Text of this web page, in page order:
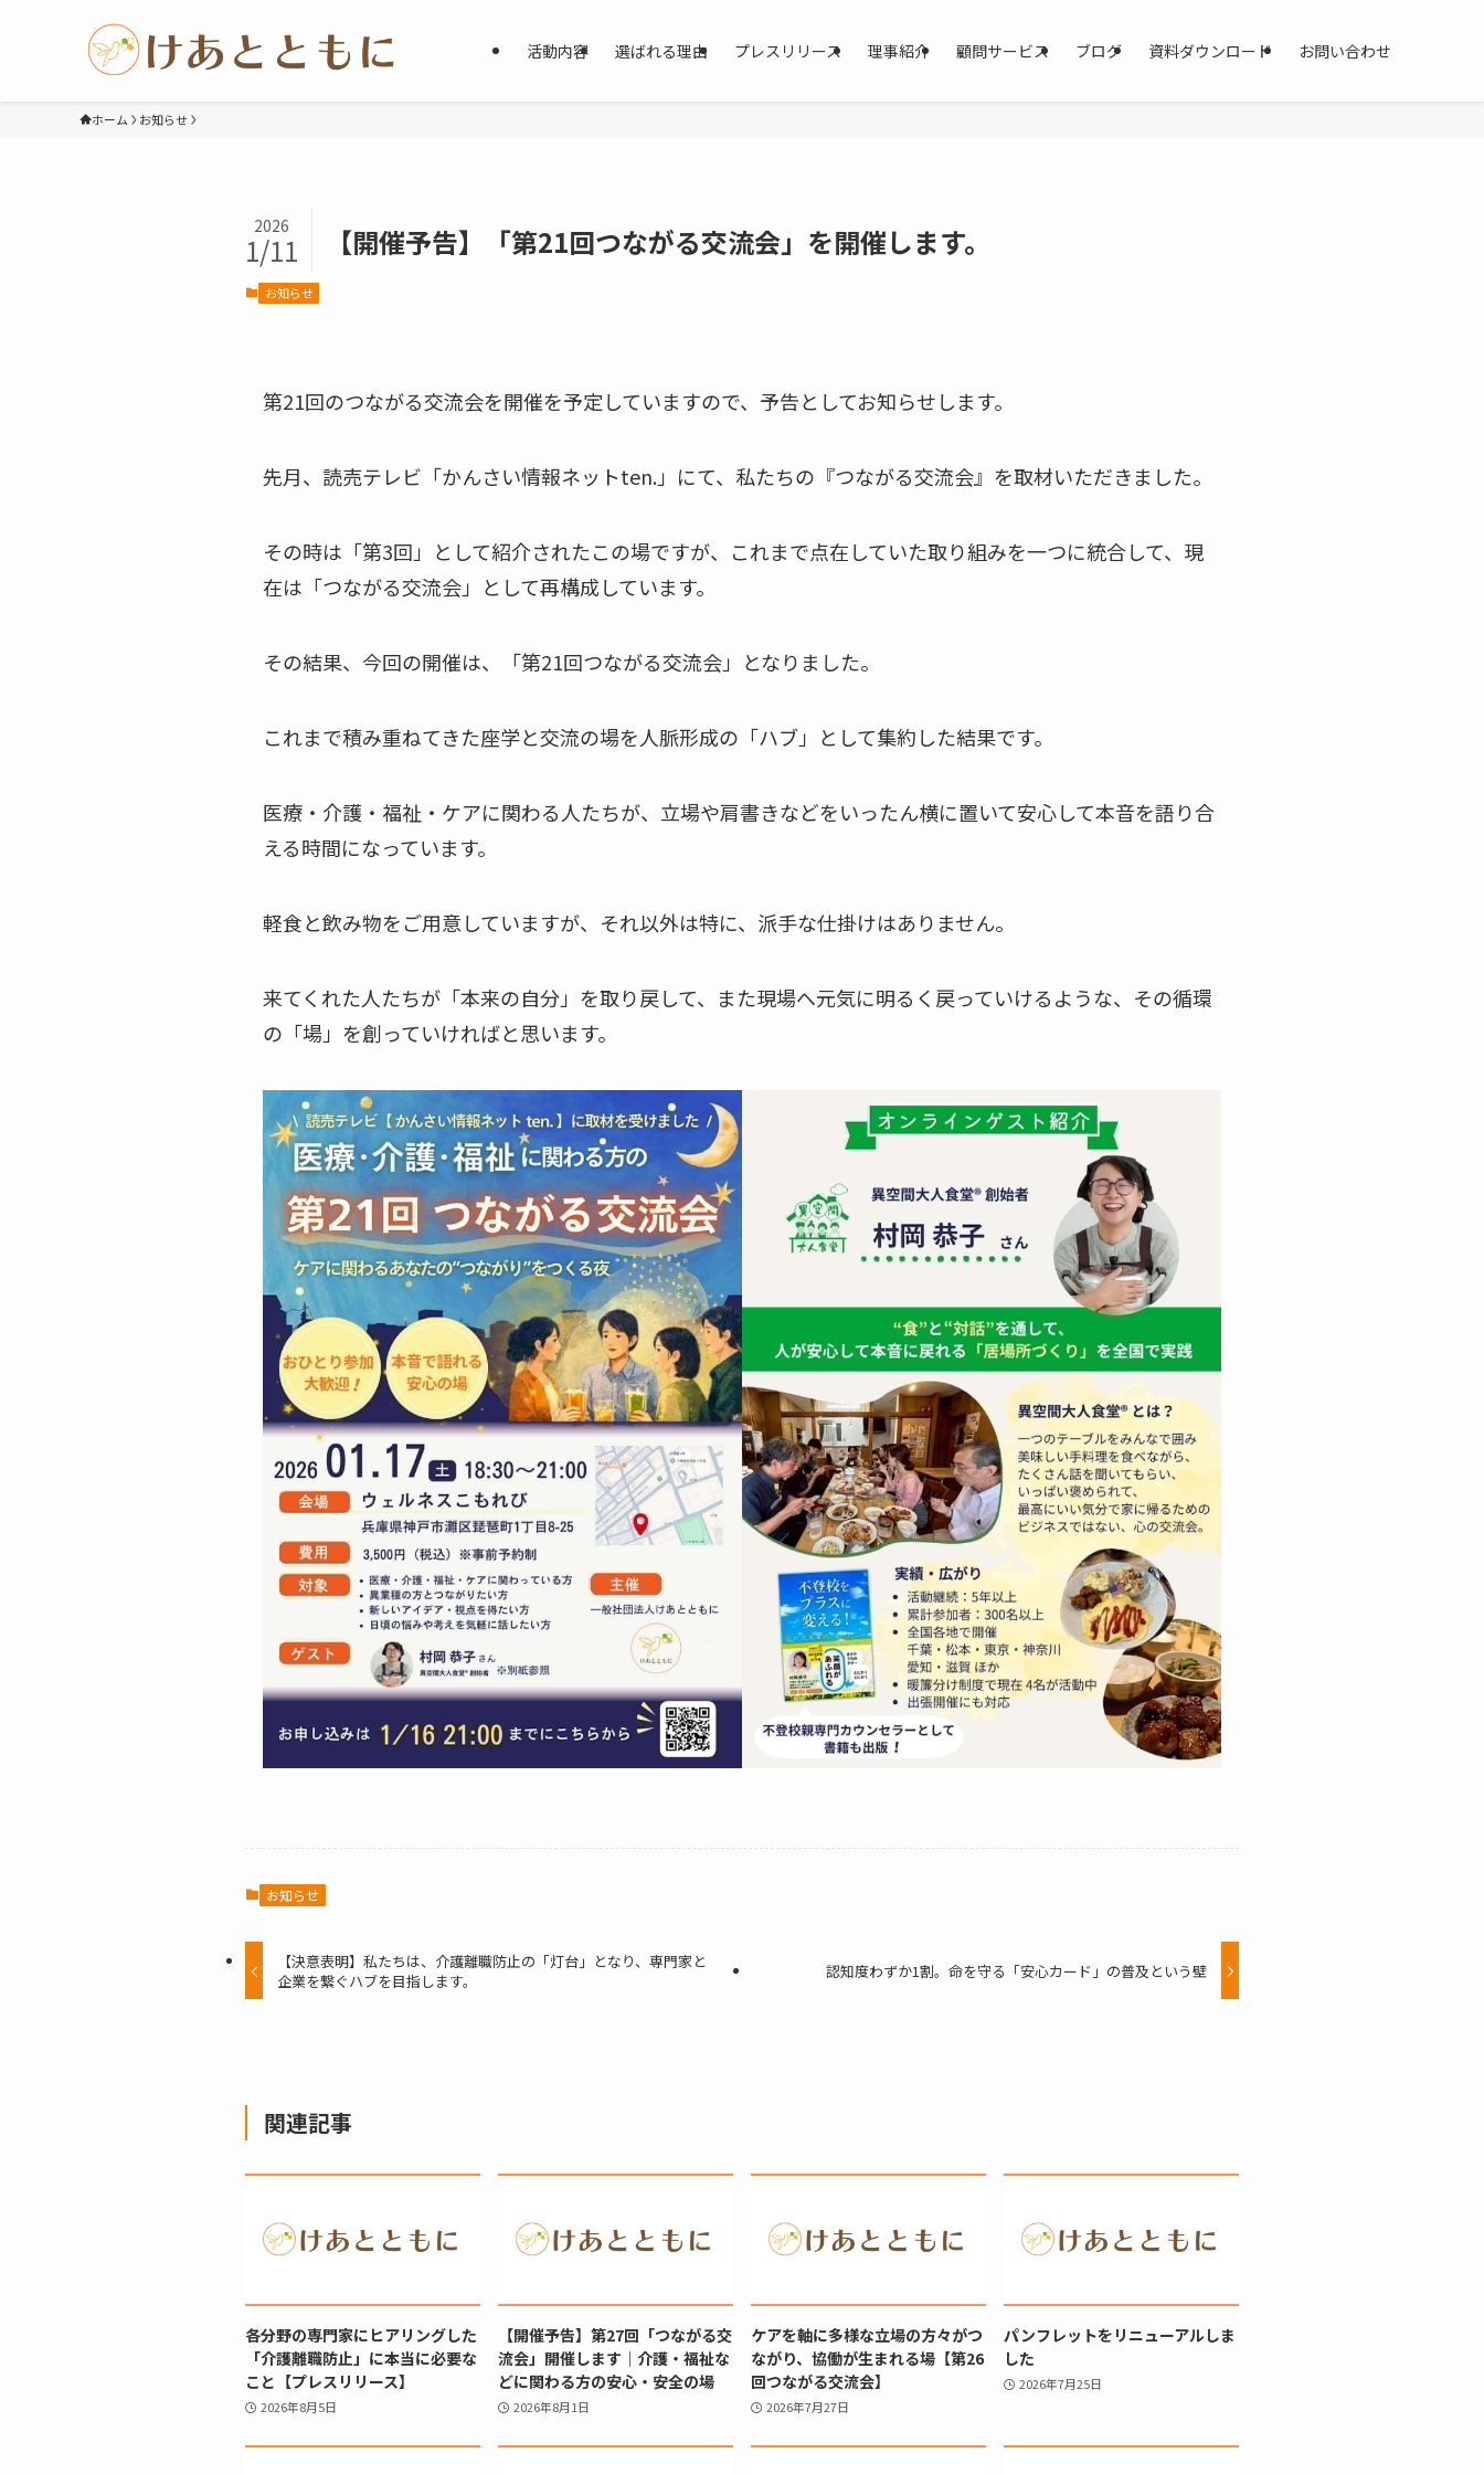
活動内容 選ばれる理由 プレスリリース 理事紹介 顧問サービス ブログ 資料ダウンロード お問い合わせ
ホーム お知らせ
【開催予告】「第21回つながる交流会」を開催します。
2026
1/11
お知らせ
第21回のつながる交流会を開催を予定していますので、予告としてお知らせします。
先月、読売テレビ「かんさい情報ネットten.」にて、私たちの『つながる交流会』を取材いただきました。
その時は「第3回」として紹介されたこの場ですが、これまで点在していた取り組みを一つに統合して、現
在は「つながる交流会」として再構成しています。
その結果、今回の開催は、「第21回つながる交流会」となりました。
これまで積み重ねてきた座学と交流の場を人脈形成の「ハブ」として集約した結果です。
医療・介護・福祉・ケアに関わる人たちが、立場や肩書きなどをいったん横に置いて安心して本音を語り合
える時間になっています。
軽食と飲み物をご用意していますが、それ以外は特に、派手な仕掛けはありません。
来てくれた人たちが「本来の自分」を取り戻して、また現場へ元気に明るく戻っていけるような、その循環
の「場」を創っていければと思います。
お知らせ
【決意表明】私たちは、介護離職防止の「灯台」となり、専門家と
企業を繋ぐハブを目指します。
認知度わずか1割。命を守る「安心カード」の普及という壁
関連記事
各分野の専門家にヒアリングした
「介護離職防止」に本当に必要な
こと【プレスリリース】
2026年8月5日
【開催予告】第27回「つながる交
流会」開催します｜介護・福祉な
どに関わる方の安心・安全の場
2026年8月1日
ケアを軸に多様な立場の方々がつ
ながり、協働が生まれる場【第26
回つながる交流会】
2026年7月27日
パンフレットをリニューアルしま
した
2026年7月25日